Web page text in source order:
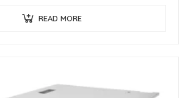
متخصصو البنية التحتية يعرفون قيمة…
READ MORE